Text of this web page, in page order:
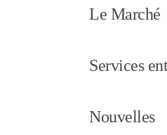
Le Marché
Services
Nouvelles